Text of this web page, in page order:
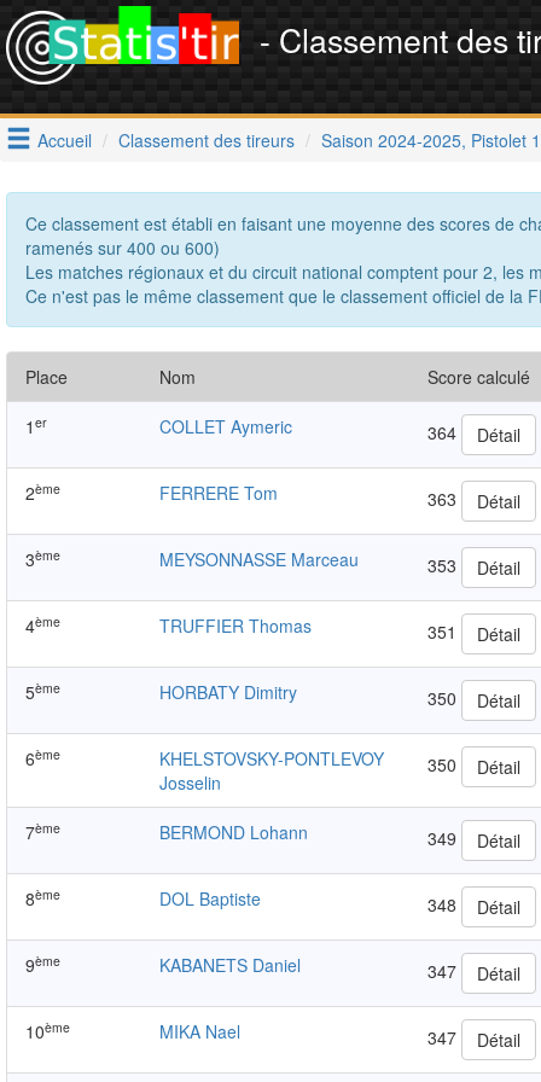
- Classement des
Accueil Classement des tireurs Saison 2024-2025, Pistolet
Ce classement est établi en faisant une moyenne des scores de
ramenés sur 400 ou 600)
Les matches régionaux et du circuit national comptent pour 2, les
Ce n'est pas le même classement que le classement officiel de la
Place Nom Score calculé
1 er COLLET Aymeric 364 Détail
2ème FERRERE Tom 363 Détail
3ème MEYSONNASSE Marceau 353 Détail
4ème TRUFFIER Thomas 351 Détail
5ème HORBATY Dimitry 350 Détail
6ème
KHELSTOVSKY-PONTLEVOY
Josselin
350 Détail
7ème BERMOND Lohann 349 Détail
8ème DOL Baptiste 348 Détail
9ème KABANETS Daniel 347 Détail
10ème MIKA Nael 347 Détail